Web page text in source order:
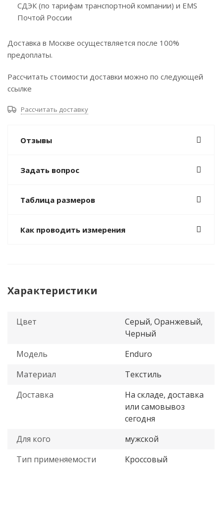
СДЭК (по тарифам транспортной компании) и EMS
Почтой России
Доставка в Москве осуществляется после 100%
предоплаты.
Рассчитать стоимости доставки можно по следующей
ссылке
Рассчитать доставку
Отзывы
Задать вопрос
Таблица размеров
Как проводить измерения
Характеристики
Цвет
Серый, Оранжевый,
Черный
Модель
Enduro
Материал
Текстиль
Доставка
На складе, доставка
или самовывоз
сегодня
Для кого
мужской
Тип применяемости
Кроссовый